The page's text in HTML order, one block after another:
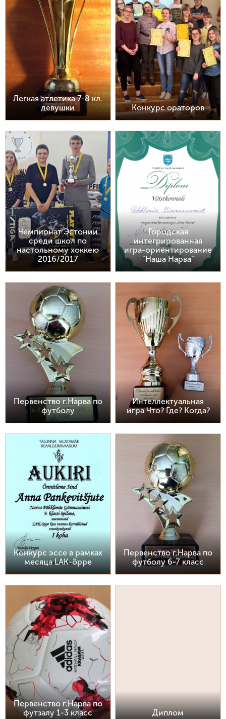
Легкая атлетика 7-8 кл.
девушки
Конкурс ораторов
Чемпионат Эстонии
среди школ по
настольному хоккею
2016/2017
Городская
интегрированная
игра-ориентирование
"Наша Нарва"
Первенство г.Нарва по
футболу
Интеллектуальная
игра Что? Где? Когда?
Конкурс эссе в рамках
месяца LAK-õppe
Первенство г.Нарва по
футболу 6-7 класс
Первенство г.Нарва по
футзалу 1-3 класс
Диплом